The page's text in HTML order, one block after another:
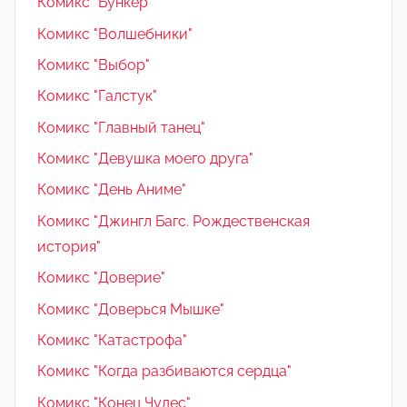
Комикс "Волшебники"
Комикс "Выбор"
Комикс "Галстук"
Комикс "Главный танец"
Комикс "Девушка моего друга"
Комикс "День Аниме"
Комикс "Джингл Багс. Рождественская
история"
Комикс "Доверие"
Комикс "Доверься Мышке"
Комикс "Катастрофа"
Комикс "Когда разбиваются сердца"
Комикс "Конец Чудес"